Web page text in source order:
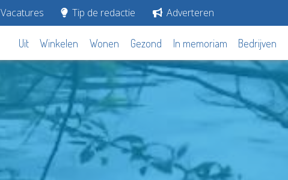
Vacatures Tip de redactie Adverteren
Uit Winkelen Wonen Gezond In memoriam Bedrijven